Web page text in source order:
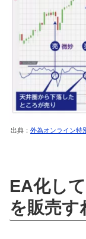
出典： 外為オンライン特
EA化し
を販売す